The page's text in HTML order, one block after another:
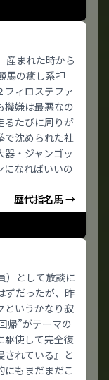
産まれた時から
馬の癒し系担
フィロステファ
機嫌は最悪なの
るたびに周りが
で沈められた社
・ジャンゴッ
になればいいの
歴代指名馬 →
）として放談に
ずだったが、昨
というかなり寂
帰”がテーマの
駆使して完全復
されている』と
にもまだまだこ